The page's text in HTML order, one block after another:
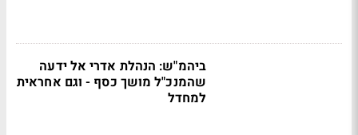
ביהמ"ש: הנהלת אדרי אל ידעה
שהמנכ"ל מושך כסף - וגם אחראית
למחדל